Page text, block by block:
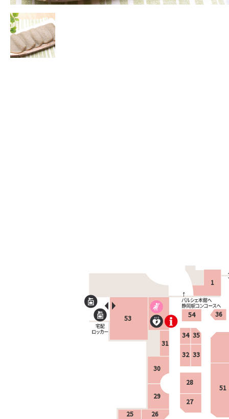
1
25 26
27
28
29
30
31
32 33
34 35
36
51
53 54